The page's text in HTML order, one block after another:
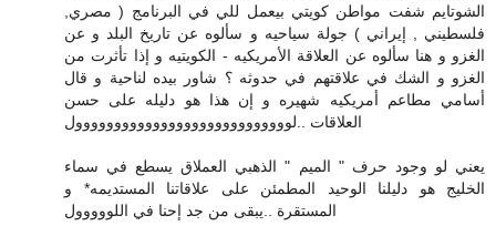
الشوتايم شفت مواطن كويتي بيعمل للي في البرنامج ( مصري,
فلسطيني , إيراني ) جولة سياحيه و سألوه عن تاريخ البلد و عن
الغزو و هنا سألوه عن العلاقة الأمريكيه - الكويتيه و إذا تأثرت من
الغزو و الشك في علاقتهم في حدوثه ؟ شاور بيده لناحية و قال
أسامي مطاعم أمريكيه شهيره و إن هذا هو دليله على حسن
العلاقات ..لوووووووووووووووووووووووووووول
يعني لو وجود حرف " الميم " الذهبي العملاق يسطع في سماء
الخليج هو دليلنا الوحيد المطمئن على علاقاتنا المستديمه* و
المستقرة ..يبقى من جد إحنا في اللووووول